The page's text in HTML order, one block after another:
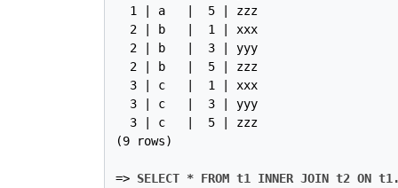
  1 | a   |  5 | zzz
  2 | b   |  1 | xxx
  2 | b   |  3 | yyy
  2 | b   |  5 | zzz
  3 | c   |  1 | xxx
  3 | c   |  3 | yyy
  3 | c   |  5 | zzz
(9 rows)
=> SELECT * FROM t1 INNER JOIN t2 ON